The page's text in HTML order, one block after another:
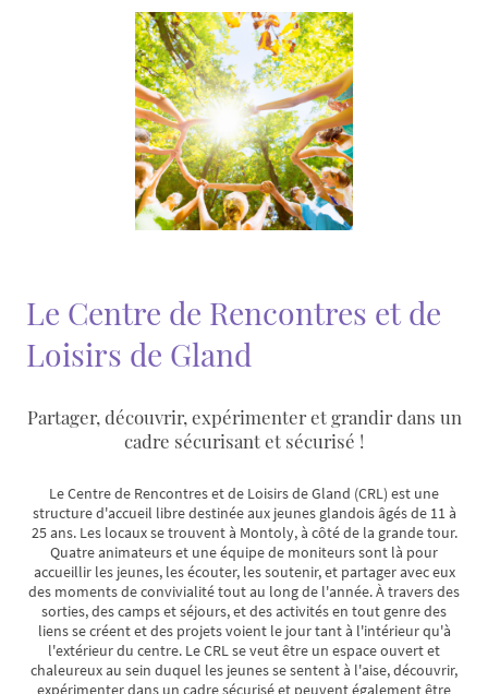
Le Centre de Rencontres et de
Loisirs de Gland
Partager, découvrir, expérimenter et grandir dans un
cadre sécurisant et sécurisé !
Le Centre de Rencontres et de Loisirs de Gland (CRL) est une
structure d'accueil libre destinée aux jeunes glandois âgés de 11 à
25 ans. Les locaux se trouvent à Montoly, à côté de la grande tour.
Quatre animateurs et une équipe de moniteurs sont là pour
accueillir les jeunes, les écouter, les soutenir, et partager avec eux
des moments de convivialité tout au long de l'année. À travers des
sorties, des camps et séjours, et des activités en tout genre des
liens se créent et des projets voient le jour tant à l'intérieur qu'à
l'extérieur du centre. Le CRL se veut être un espace ouvert et
chaleureux au sein duquel les jeunes se sentent à l'aise, découvrir,
expérimenter dans un cadre sécurisé et peuvent également être